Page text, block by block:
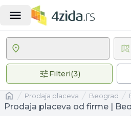
Filteri(3)3
Naslovnaprodaja placeva Beograd
Prodaja placeva od firme |